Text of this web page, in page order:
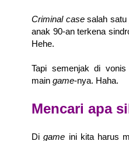
Criminal casesalah satu
anak 90-an terkena
Hehe.
Tapi semenjak di
main game-nya. Haha.
Mencari apa
Digame ini kita harus